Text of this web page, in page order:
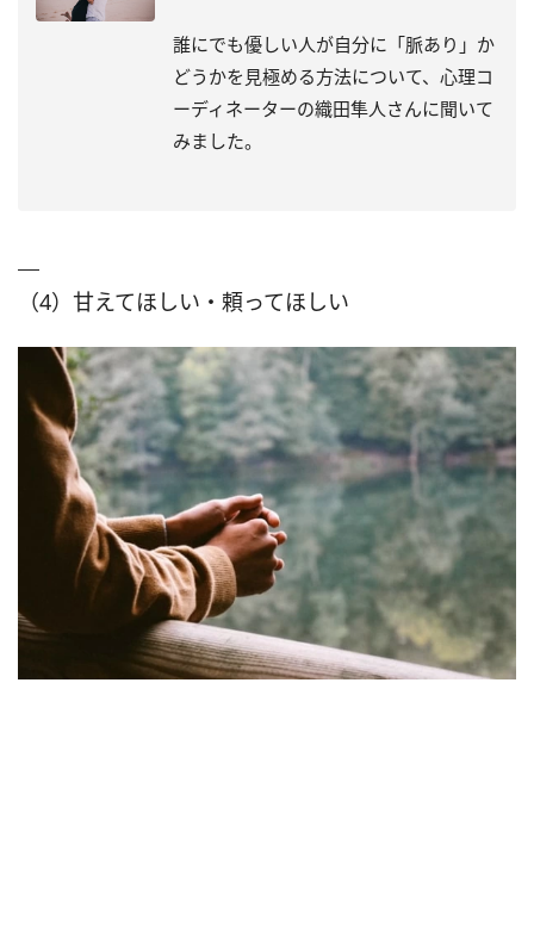
誰にでも優しい人が自分に「脈あり」か
どうかを見極める方法について、心理コ
ーディネーターの織田隼人さんに聞いて
みました。
（4）甘えてほしい・頼ってほしい